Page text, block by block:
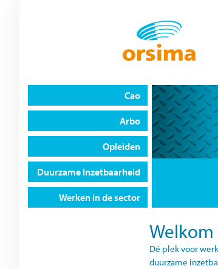
Cao
Arbo
Opleiden
Duurzame Inzetbaarheid
Werken in de sector
Dé plek voor
duurzame